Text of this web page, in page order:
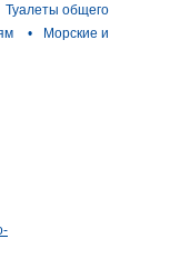
Туалеты общего
•
Морские и